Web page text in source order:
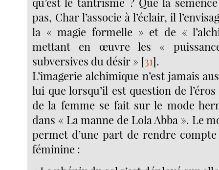
pas, Char l’associe à l’éclair, il
la « magie formelle » et de «
mettant en œuvre les «
subversives du désir » [31].
L’imagerie alchimique n’est jamais
lui que lorsqu’il est question de
de la femme se fait sur le mode
dans « La manne de Lola Abba ». Le
permet d’une part de rendre
féminine :